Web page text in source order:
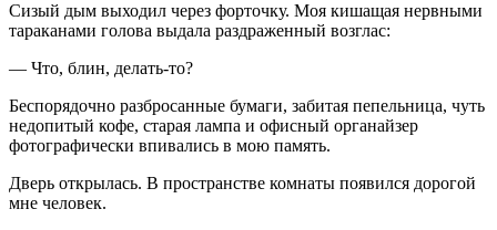
Сизый дым выходил через форточку. Моя кишащая нервными
тараканами голова выдала раздраженный возглас:
— Что, блин, делать-то?
Беспорядочно разбросанные бумаги, забитая пепельница, чуть
недопитый кофе, старая лампа и офисный органайзер
фотографически впивались в мою память.
Дверь открылась. В пространстве комнаты появился дорогой
мне человек.